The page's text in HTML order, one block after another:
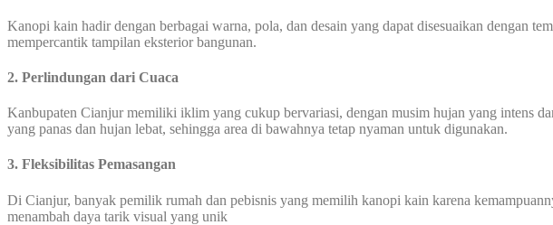
Kanopi kain hadir dengan berbagai warna, pola, dan desain yang dapat disesuaikan dengan
mempercantik tampilan eksterior bangunan.
2. Perlindungan dari Cuaca
Kanbupaten Cianjur memiliki iklim yang cukup bervariasi, dengan musim hujan yang intens
yang panas dan hujan lebat, sehingga area di bawahnya tetap nyaman untuk digunakan.
3. Fleksibilitas Pemasangan
Di Cianjur, banyak pemilik rumah dan pebisnis yang memilih kanopi kain karena
menambah daya tarik visual yang unik